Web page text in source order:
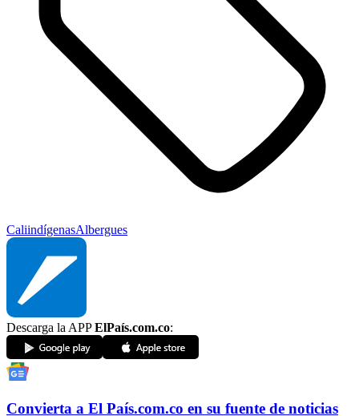
CaliindígenasAlbergues
Descarga la APPElPaís.com.co:
Convierta a El País.com.co en su fuente de noticias